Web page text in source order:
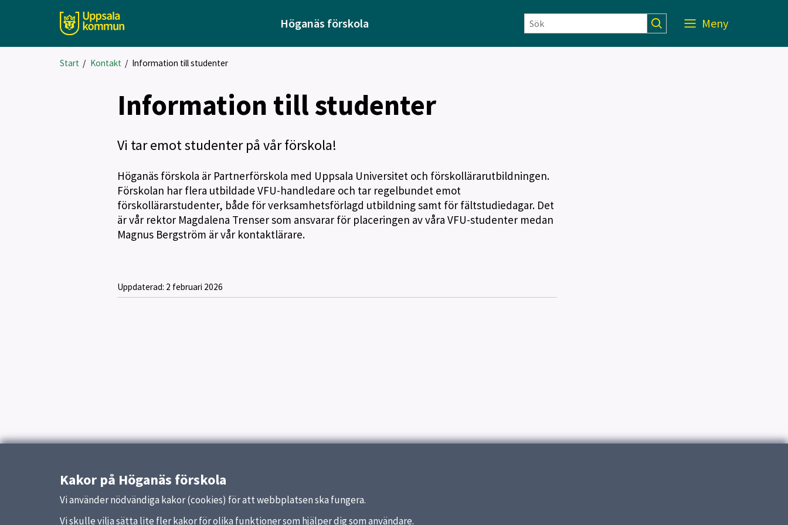
Höganäs förskola Meny
Start / Kontakt/ Information till studenter
Information till studenter
Vi tar emot studenter på vår förskola!
Höganäs förskola är Partnerförskola med Uppsala Universitet och förskollärarutbildningen.
Förskolan har flera utbildade VFU-handledare och tar regelbundet emot
förskollärarstudenter, både för verksamhetsförlagd utbildning samt för fältstudiedagar. Det
är vår rektor Magdalena Trenser som ansvarar för placeringen av våra VFU-studenter medan
Magnus Bergström är vår kontaktlärare.
Uppdaterad: 2 februari 2026
Kakor på Höganäs förskola
Vi använder nödvändiga kakor (cookies) för att webbplatsen ska fungera.
Vi skulle vilja sätta lite fler kakor för olika funktioner som hjälper dig som användare.